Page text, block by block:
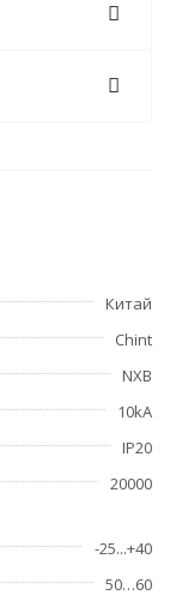
Китай
Chint
NXB
10kA
IP20
20000
-25...+40
50…60